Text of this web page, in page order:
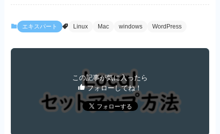
エキスパート Linux Mac windows WordPress
この記事が気に入ったら
フォローしてね！